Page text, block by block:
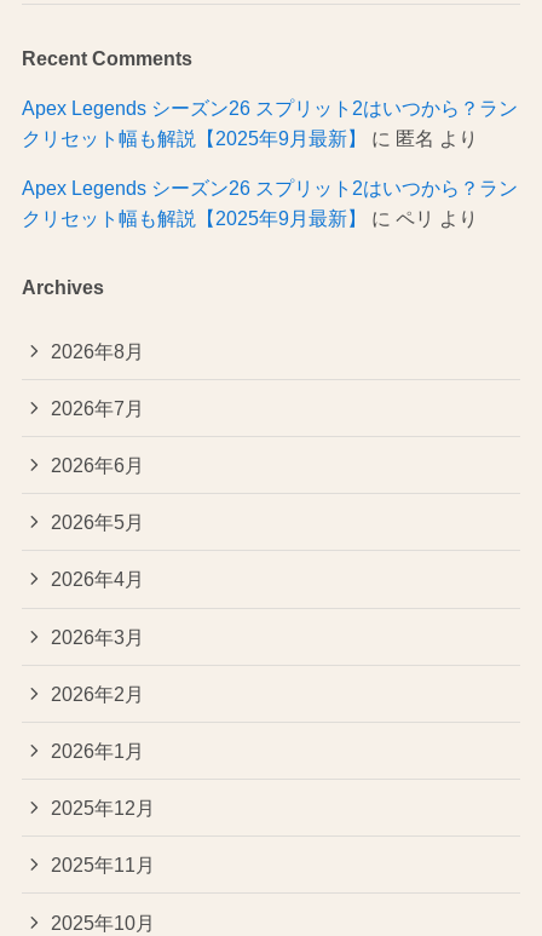
Recent Comments
Apex Legends シーズン26 スプリット2はいつから？ラン
クリセット幅も解説【2025年9月最新】
に 匿名 より
Apex Legends シーズン26 スプリット2はいつから？ラン
クリセット幅も解説【2025年9月最新】
に ペリ より
Archives
2026年8月
2026年7月
2026年6月
2026年5月
2026年4月
2026年3月
2026年2月
2026年1月
2025年12月
2025年11月
2025年10月